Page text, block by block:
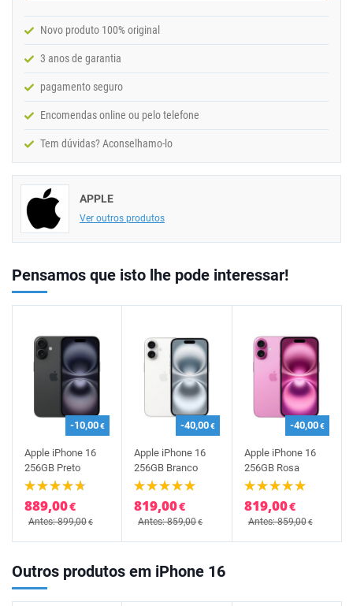
Novo produto 100% original
3 anos de garantia
pagamento seguro
Encomendas online ou pelo telefone
Tem dúvidas? Aconselhamo-lo
APPLE
Ver outros produtos
Pensamos que isto lhe pode interessar!
-10,00€
Apple iPhone 16
256GB Preto
889,00€
Antes: 899,00€
-40,00€
Apple iPhone 16
256GB Branco
819,00€
Antes: 859,00€
-40,00€
Apple iPhone 16
256GB Rosa
819,00€
Antes: 859,00€
Outros produtos em iPhone 16